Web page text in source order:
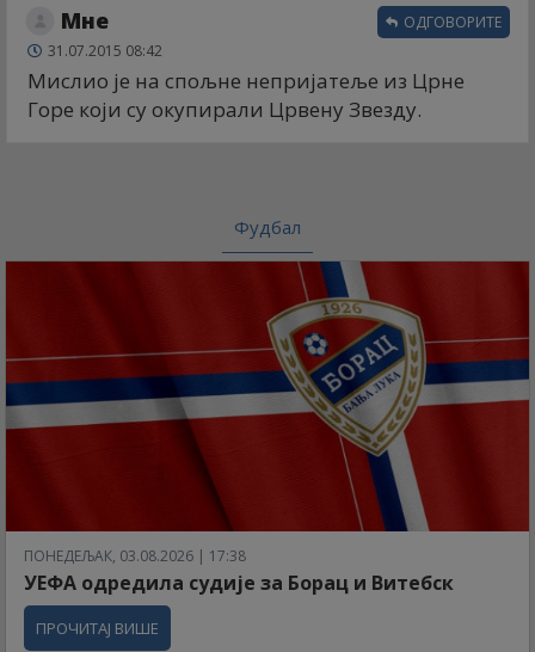
Мне
31.07.2015 08:42
Мислио је на спољне непријатеље из Црне
Горе који су окупирали Црвену Звезду.
ОДГОВОРИТЕ
Фудбал
ПОНЕДЕЉАК, 03.08.2026 | 17:38
УЕФА одредила судије за Борац и Витебск
ПРОЧИТАЈ ВИШЕ